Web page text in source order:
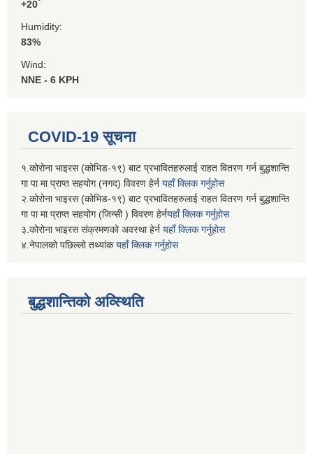
+20
Humidity:
83%
Wind:
NNE - 6 KPH
COVID-19 सूचना
१.कोरोना भाइरस (कोभिड-१९) बाट प्रभावितहरुलाई राहत वितरण गर्न बुद्धशान्ति
गा पा मा प्राप्त सहयोग (नगद) विवरण हेर्न यहाँ क्लिक गर्नुहोस
२.कोरोना भाइरस (कोभिड-१९) बाट प्रभावितहरुलाई राहत वितरण गर्न बुद्धशान्ति
गा पा मा प्राप्त सहयोग (जिन्सी ) विवरण हेर्नयहाँ क्लिक गर्नुहोस
३.कोरोना भाइरस संक्रमणको अवस्था हेर्न यहाँ क्लिक गर्नुहोस
४.नेपालको पछिल्लो तथ्यांकयहाँ क्लिक गर्नुहोस
बुद्धशान्तिको अव्स्थिति